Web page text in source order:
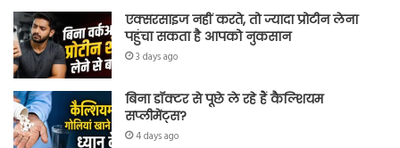
एक्सरसाइज नहीं करते, तो ज्यादा प्रोटीन लेना
पहुंचा सकता है आपको नुकसान
3 days ago
बिना डॉक्टर से पूछे ले रहे हैं कैल्शियम
सप्लीमेंट्स?
4 days ago